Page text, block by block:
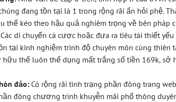
đang tồn tại là 1 trong rộng rãi ẩn hỏi phệ.
thể kéo theo hậu quả nghiêm trọng về bên pháp
Các di chuyển cá cược hoặc đưa ra tiêu tài thiết
tại kinh nghiệm trình độ chuyên môn cùng thiên
hữu thể luôn thể dụng mất trắng số tiền 169k, sở
đảo: Có rộng rãi tình trạng phần đông trang
đông chương trình khuyễn mãi phổ thông